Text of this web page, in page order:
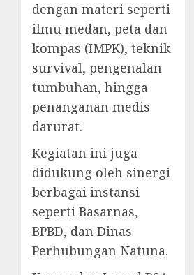
dengan materi seperti
ilmu medan, peta dan
kompas (IMPK), teknik
survival, pengenalan
tumbuhan, hingga
penanganan medis
darurat.
Kegiatan ini juga
didukung oleh sinergi
berbagai instansi
seperti Basarnas,
BPBD, dan Dinas
Perhubungan Natuna.